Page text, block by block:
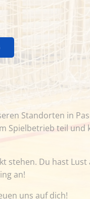
Standorten in
Spielbetrieb teil
stehen. Du hast
an!
uns auf dich!